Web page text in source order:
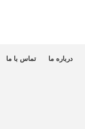
درباره ما تماس با ما